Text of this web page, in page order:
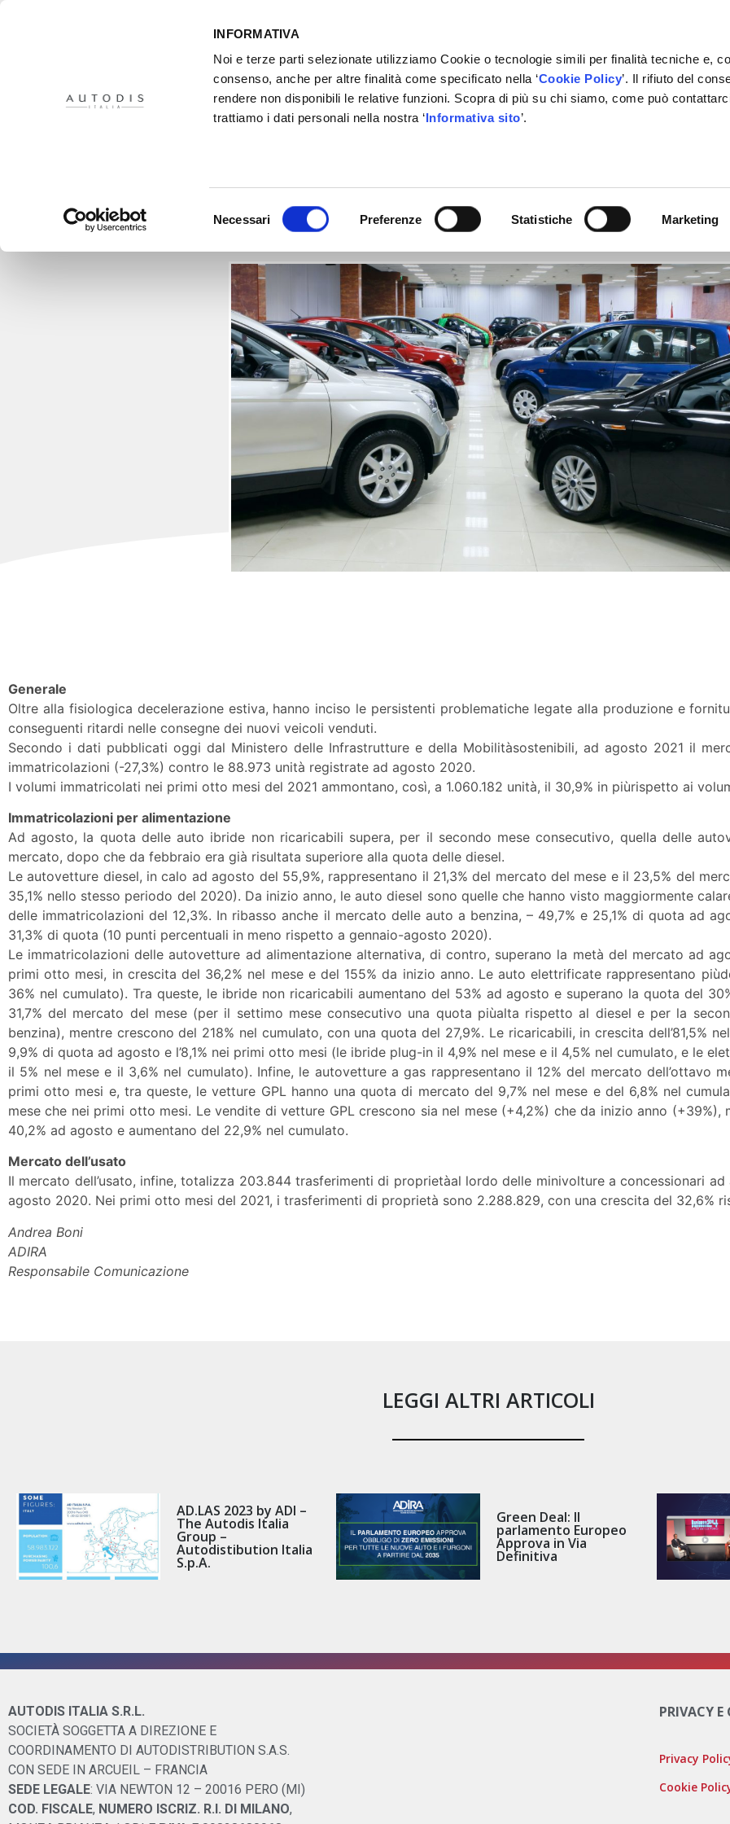
INFORMATIVA
Noi e terze parti selezionate utilizziamo Cookie o tecnologie simili per finalità tecniche e,
consenso, anche per altre finalità come specificato nella ‘Cookie Policy’. Il rifiuto del
rendere non disponibili le relative funzioni. Scopra di più su chi siamo, come può
trattiamo i dati personali nella nostra ‘Informativa sito’.
del
Necessari Preferenze Statistiche Marketing
IL PROGETTO DISTRIBUTORI XMASTER PRIVATE LABEL FORNITORI PARTNER BACHECA
Mercato auto agosto 2021 e Decreto
Generale
Oltre alla fisiologica decelerazione estiva, hanno inciso le persistenti problematiche legate alla produzione e
conseguenti ritardi nelle consegne dei nuovi veicoli venduti.
Secondo i dati pubblicati oggi dal Ministero delle Infrastrutture e della Mobilitàsostenibili, ad agosto 2021 il
immatricolazioni (-27,3%) contro le 88.973 unità registrate ad agosto 2020.
I volumi immatricolati nei primi otto mesi del 2021 ammontano, così, a 1.060.182 unità, il 30,9% in piùrispetto ai
Immatricolazioni per alimentazione
Ad agosto, la quota delle auto ibride non ricaricabili supera, per il secondo mese consecutivo, quella delle
mercato, dopo che da febbraio era già risultata superiore alla quota delle diesel.
Le autovetture diesel, in calo ad agosto del 55,9%, rappresentano il 21,3% del mercato del mese e il 23,5% del
35,1% nello stesso periodo del 2020). Da inizio anno, le auto diesel sono quelle che hanno visto maggiormente
delle immatricolazioni del 12,3%. In ribasso anche il mercato delle auto a benzina, – 49,7% e 25,1% di quota ad
31,3% di quota (10 punti percentuali in meno rispetto a gennaio-agosto 2020).
Le immatricolazioni delle autovetture ad alimentazione alternativa, di contro, superano la metà del mercato ad
primi otto mesi, in crescita del 36,2% nel mese e del 155% da inizio anno. Le auto elettrificate rappresentano
36% nel cumulato). Tra queste, le ibride non ricaricabili aumentano del 53% ad agosto e superano la quota del
31,7% del mercato del mese (per il settimo mese consecutivo una quota piùalta rispetto al diesel e per la
benzina), mentre crescono del 218% nel cumulato, con una quota del 27,9%. Le ricaricabili, in crescita dell’81,5%
9,9% di quota ad agosto e l’8,1% nei primi otto mesi (le ibride plug-in il 4,9% nel mese e il 4,5% nel cumulato, e le
il 5% nel mese e il 3,6% nel cumulato). Infine, le autovetture a gas rappresentano il 12% del mercato dell’ottavo
primi otto mesi e, tra queste, le vetture GPL hanno una quota di mercato del 9,7% nel mese e del 6,8% nel
mese che nei primi otto mesi. Le vendite di vetture GPL crescono sia nel mese (+4,2%) che da inizio anno
40,2% ad agosto e aumentano del 22,9% nel cumulato.
Mercato dell’usato
Il mercato dell’usato, infine, totalizza 203.844 trasferimenti di proprietàal lordo delle minivolture a concessionari
agosto 2020. Nei primi otto mesi del 2021, i trasferimenti di proprietà sono 2.288.829, con una crescita del 32,6%
Andrea Boni
ADIRA
Responsabile Comunicazione
LEGGI ALTRI ARTICOLI
AD.LAS 2023 by ADI –
The Autodis Italia
Group –
Autodistibution Italia
S.p.A.
Green Deal: Il
parlamento Europeo
Approva in Via
Definitiva
AUTODIS ITALIA S.R.L.
SOCIETÀ SOGGETTA A DIREZIONE E
COORDINAMENTO DI AUTODISTRIBUTION S.A.S.
CON SEDE IN ARCUEIL – FRANCIA
SEDE LEGALE: VIA NEWTON 12 – 20016 PERO (MI)
COD. FISCALE, NUMERO ISCRIZ. R.I. DI MILANO,
PRIVACY
Privacy
Cookie